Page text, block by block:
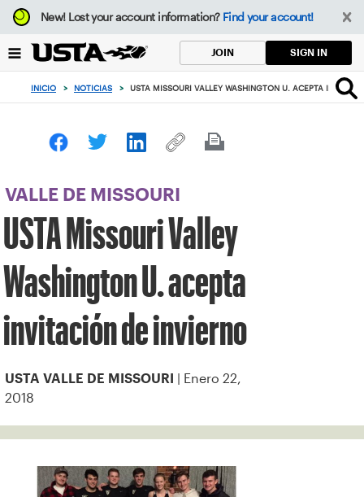
Enfoque
desde
botón
volver
principio
New!Lost your account information? Find your account!
JOIN SIGN IN
INICIO > NOTICIAS > USTA MISSOURI VALLEY WASHINGTON U. ACEPTA
VALLE DE MISSOURI
USTA Missouri Valley
Washington U. acepta
invitación de invierno
USTA VALLE DE MISSOURI
| Enero 22,
2018